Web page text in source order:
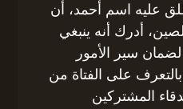
عليه اسم أحمد، أن
أدرك أنه ينبغي
سير الأمور
على الفتاة من
المشتركين